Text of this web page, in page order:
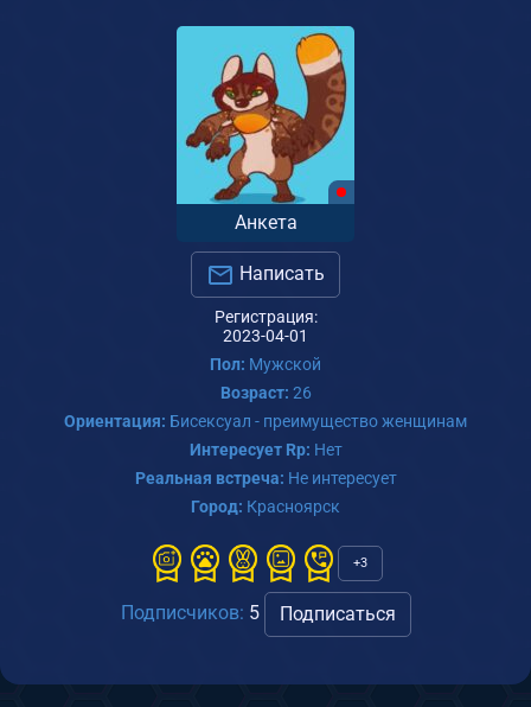
Анкета
Написать
Регистрация:
2023-04-01
Пол: Мужской
Возраст: 26
Ориентация: Бисексуал - преимущество женщинам
Интересует Rp: Нет
Реальная встреча: Не интересует
Город: Красноярск
+3
Подписчиков: 5 Подписаться